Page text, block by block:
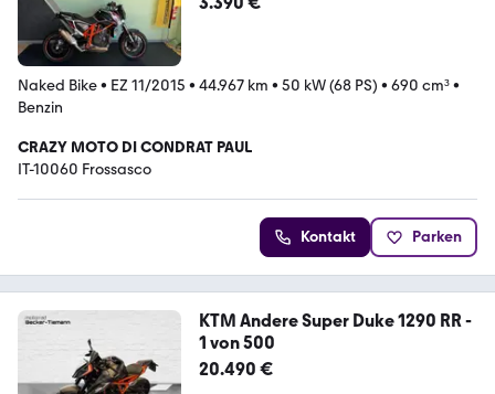
Naked Bike• EZ 11/2015 • 44.967 km • 50 kW (68 PS) • 690 cm³•
Benzin
CRAZY MOTO DI CONDRAT PAUL
IT-10060 Frossasco
Kontakt Parken
KTM Andere Super Duke 1290 RR -
1 von 500
20.490 €